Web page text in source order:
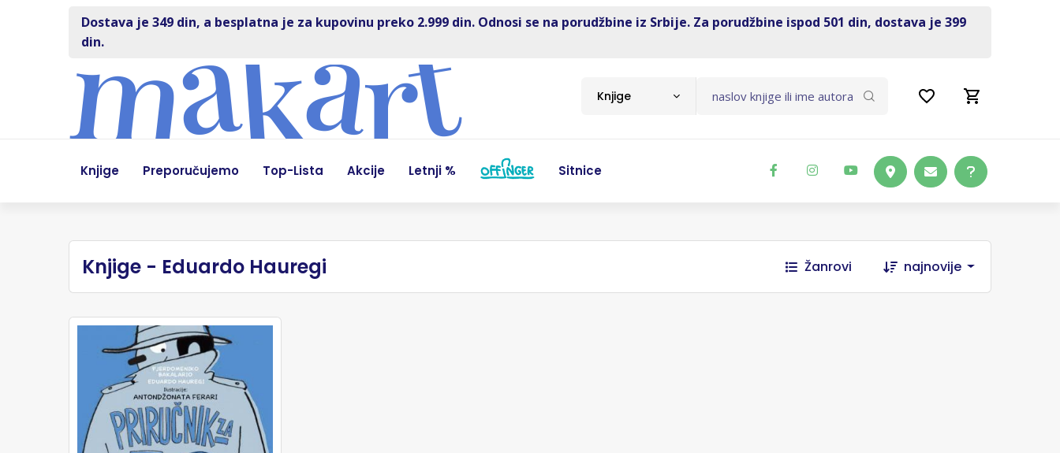
Dostava je 349 din, a besplatna je za kupovinu preko 2.999 din. Odnosi se na porudžbine iz Srbije. Za porudžbine ispod 501 din, dostava je 399
din.
Knjige
Knjige Preporučujemo Top-Lista Akcije Letnji % Sitnice
Knjige - Eduardo Hauregi Žanrovi najnovije